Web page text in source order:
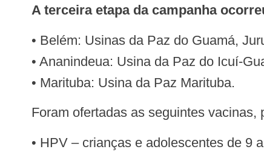
A terceira etapa da campanha
• Belém: Usinas da Paz do Guamá,
• Ananindeua: Usina da Paz do Icuí-
• Marituba: Usina da Paz Marituba.
Foram ofertadas as seguintes
• HPV – crianças e adolescentes de 9